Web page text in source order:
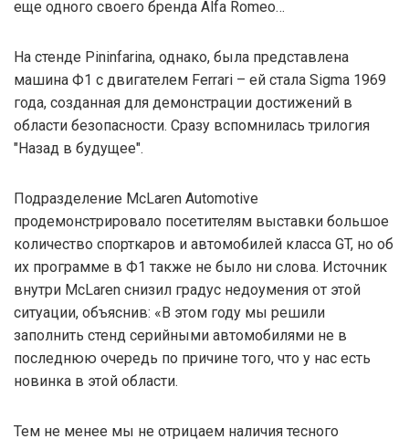
еще одного своего бренда Alfa Romeo…
На стенде Pininfarina, однако, была представлена
машина Ф1 с двигателем Ferrari – ей стала Sigma 1969
года, созданная для демонстрации достижений в
области безопасности. Сразу вспомнилась трилогия
"Назад в будущее".
Подразделение McLaren Automotive
продемонстрировало посетителям выставки большое
количество спорткаров и автомобилей класса GT, но об
их программе в Ф1 также не было ни слова. Источник
внутри McLaren снизил градус недоумения от этой
ситуации, объяснив: «В этом году мы решили
заполнить стенд серийными автомобилями не в
последнюю очередь по причине того, что у нас есть
новинка в этой области.
Тем не менее мы не отрицаем наличия тесного